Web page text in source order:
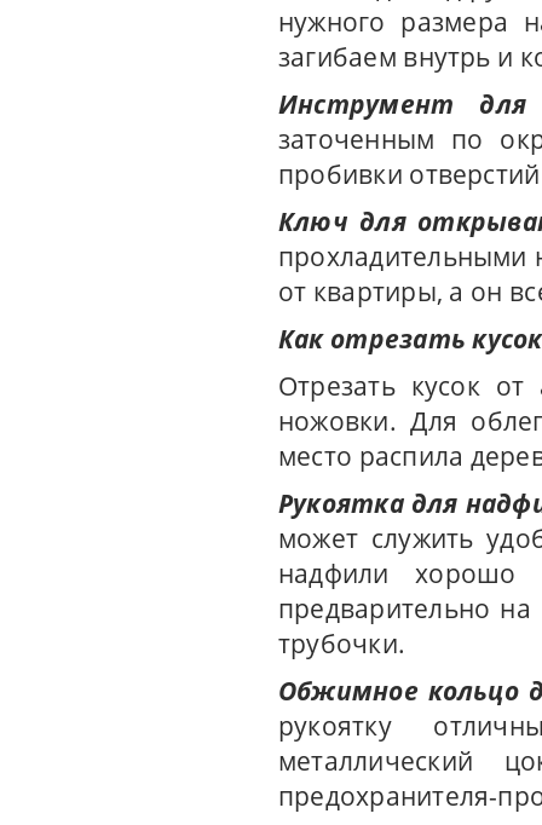
нужного размера
загибаем внутрь и
Инструмент
заточенным по
пробивки
Ключ для
прохладительными
от квартиры, а он
Как отрезать
Отрезать кусок
ножовки. Для
место распила
Рукоятка для
может служить
надфили хорошо
предварительно
трубочки.
Обжимное кольцо
рукоятку
металлический
предохранителя-